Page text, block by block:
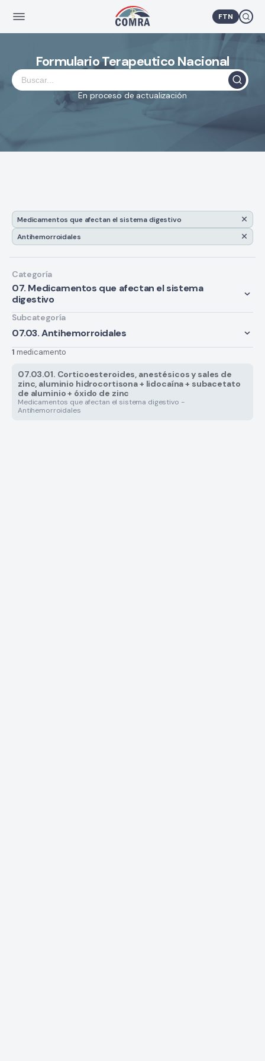
FTN
Formulario Terapeutico Nacional
En proceso de actualización
Medicamentos que afectan el sistema digestivo
Antihemorroidales
Categoría
07. Medicamentos que afectan el sistema
digestivo
Subcategoría
07.03. Antihemorroidales
1 medicamento
07.03.01. Corticoesteroides, anestésicos y sales de
zinc, aluminio hidrocortisona + lidocaína + subacetato
de aluminio + óxido de zinc
Medicamentos que afectan el sistema digestivo -
Antihemorroidales